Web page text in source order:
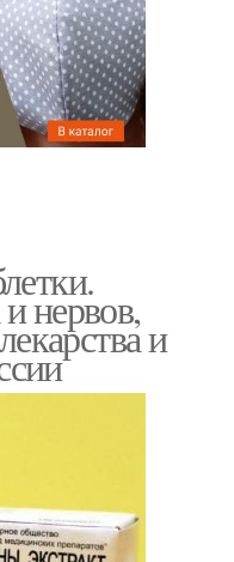
нервов,
и